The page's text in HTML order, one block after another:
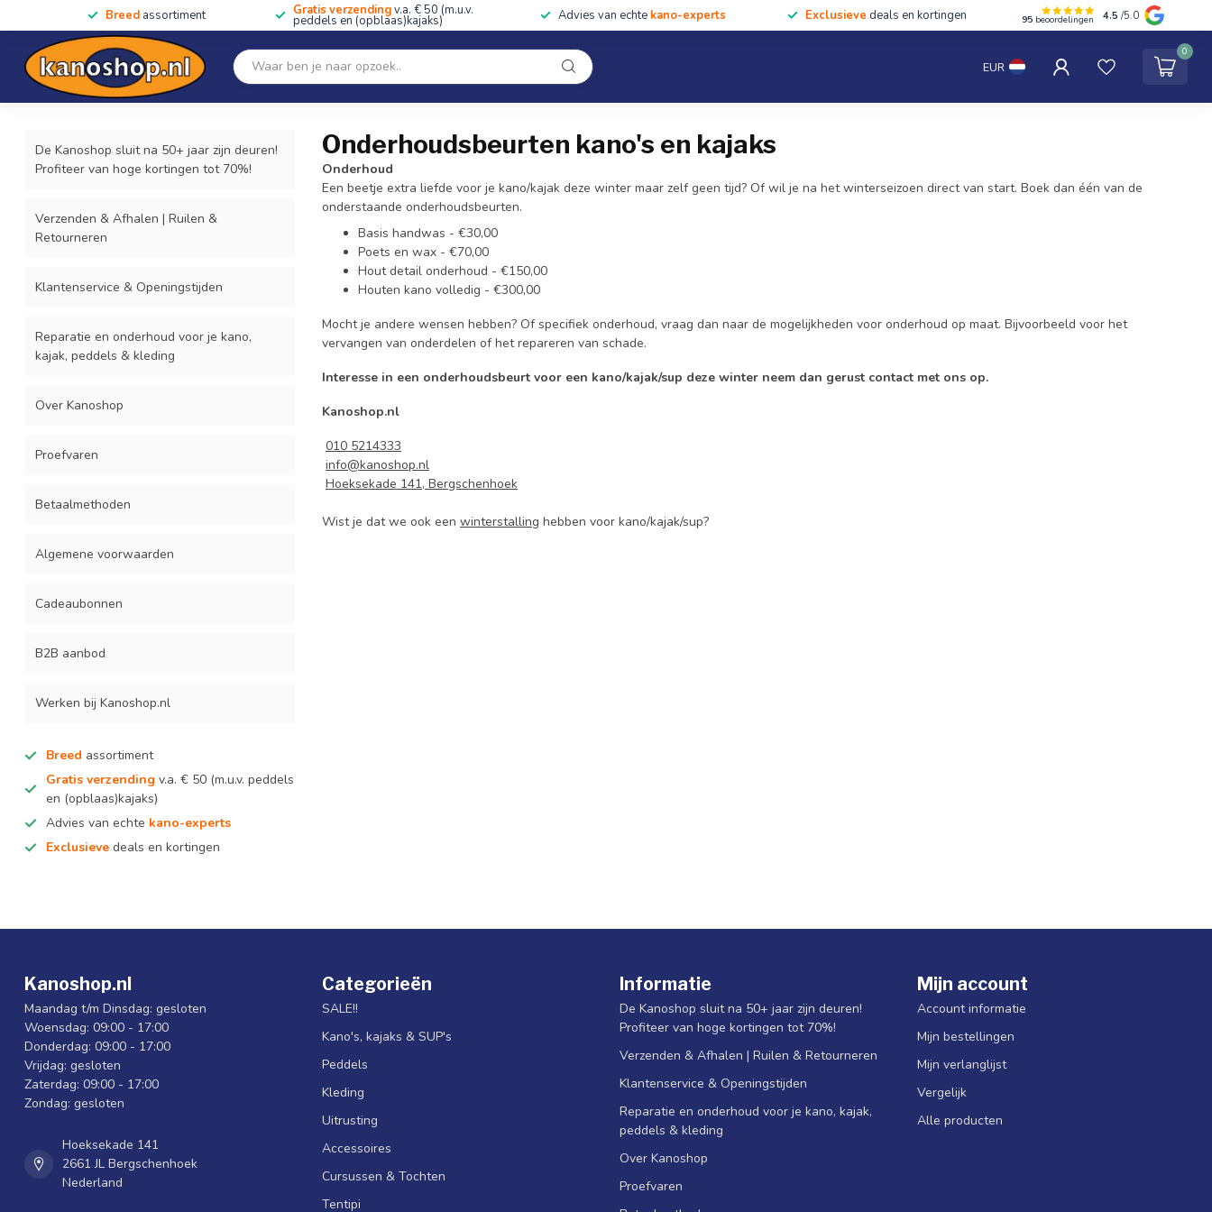
Breed assortiment Gratis verzendingv.a. € 50 (m.u.v.
peddels en (opblaas)kajaks) Advies van echte kano-experts Exclusieve deals en kortingen 95 beoordelingen 4.5 /5.0
EUR
0
SALE!! Kano's, kajaks & SUP's Peddels Kleding Uitrusting Accessoires Cursussen & Tochten Tentipi Blog Spaar punten
Contact
Onze winkel
Home Kano's, kajaks & SUP's Onderhoud / Onderhoudsbeurt
De Kanoshop sluit na 50+ jaar zijn deuren!
Profiteer van hoge kortingen tot 70%!
Verzenden & Afhalen | Ruilen &
Retourneren
Klantenservice & Openingstijden
Reparatie en onderhoud voor je kano,
kajak, peddels & kleding
Over Kanoshop
Proefvaren
Betaalmethoden
Algemene voorwaarden
Cadeaubonnen
B2B aanbod
Werken bij Kanoshop.nl
Breed assortiment
Gratis verzending v.a. € 50 (m.u.v. peddels
en (opblaas)kajaks)
Advies van echte kano-experts
Exclusieve deals en kortingen
Onderhoudsbeurten kano's en kajaks
Onderhoud
Een beetje extra liefde voor je kano/kajak deze winter maar zelf geen tijd? Of wil je na het winterseizoen direct van start. Boek dan één van de
onderstaande onderhoudsbeurten.
Basis handwas - €30,00
Poets en wax - €70,00
Hout detail onderhoud - €150,00
Houten kano volledig - €300,00
Mocht je andere wensen hebben? Of specifiek onderhoud, vraag dan naar de mogelijkheden voor onderhoud op maat. Bijvoorbeeld voor het
vervangen van onderdelen of het repareren van schade.
Interesse in een onderhoudsbeurt voor een kano/kajak/sup deze winter neem dan gerust contact met ons op.
Kanoshop.nl
010 5214333
info@kanoshop.nl
Hoeksekade 141, Bergschenhoek
Wist je dat we ook een winterstalling hebben voor kano/kajak/sup?
Kanoshop.nl
Maandag t/m Dinsdag: gesloten
Woensdag: 09:00 - 17:00
Donderdag: 09:00 - 17:00
Vrijdag: gesloten
Zaterdag: 09:00 - 17:00
Zondag: gesloten
Hoeksekade 141
2661 JL Bergschenhoek
Nederland
Categorieën
SALE!!
Kano's, kajaks & SUP's
Peddels
Kleding
Uitrusting
Accessoires
Cursussen & Tochten
Tentipi
Informatie
De Kanoshop sluit na 50+ jaar zijn deuren!
Profiteer van hoge kortingen tot 70%!
Verzenden & Afhalen | Ruilen & Retourneren
Klantenservice & Openingstijden
Reparatie en onderhoud voor je kano, kajak,
peddels & kleding
Over Kanoshop
Proefvaren
Mijn account
Account informatie
Mijn bestellingen
Mijn verlanglijst
Vergelijk
Alle producten